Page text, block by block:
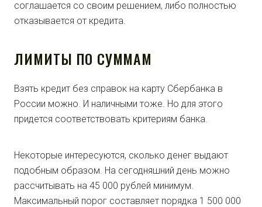
соглашается со своим решением, либо полностью
отказывается от кредита.
ЛИМИТЫ ПО СУММАМ
Взять кредит без справок на карту Сбербанка в
России можно. И наличными тоже. Но для этого
придется соответствовать критериям банка.
Некоторые интересуются, сколько денег выдают
подобным образом. На сегодняшний день можно
рассчитывать на 45 000 рублей минимум.
Максимальный порог составляет порядка 1 500 000